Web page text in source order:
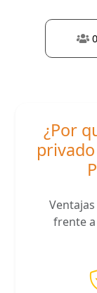
0
¿Por
frente